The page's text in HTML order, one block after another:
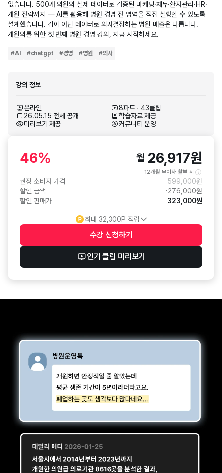
없습니다. 500개 의원의 실제 데이터로 검증된 마케팅·재무·환자관리·HR·
개원 전략까지 — AI를 활용해 병원 경영 전 영역을 직접 실행할 수 있도록
설계했습니다. 감이 아닌 데이터로 의사결정하는 병원 매출은 다릅니다.
개원의를 위한 첫 번째 병원 경영 강의, 지금 시작하세요.
#AI #chatgpt #경영 #병원 #의사
강의 정보
온라인
8파트 ∙ 43클립
26.05.15 전체 공개
학습자료 제공
미리보기 제공
커뮤니티 운영
46% 월 26,917원
12개월 무이자 할부 시
권장 소비자 가격 599,000원
할인 금액
-276,000원
할인 판매가
323,000원
최대 32,300P 적립
수강 신청하기
인기 클립 미리보기